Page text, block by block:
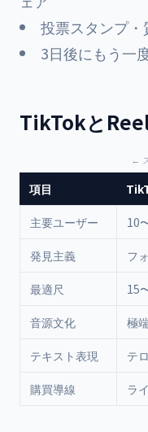
投票スタンプ
3日後にもう一
TikTokと
項目
主要ユーザー 10
発見主義 フ
最適尺 15
音源文化 極
テキスト表現 テ
購買導線 ラ